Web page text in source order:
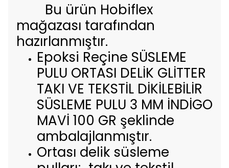
Bu ürün Hobiflex
mağazası tarafından
hazırlanmıştır.
Epoksi Reçine SÜSLEME
PULU ORTASI DELİK GLİTTER
TAKI VE TEKSTİL DİKİLEBİLİR
SÜSLEME PULU 3 MM İNDİGO
MAVİ 100 GR şeklinde
ambalajlanmıştır.
Ortası delik süsleme